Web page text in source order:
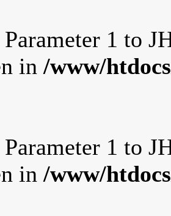
Parameter 1 to
in /www/
Parameter 1 to
in /www/